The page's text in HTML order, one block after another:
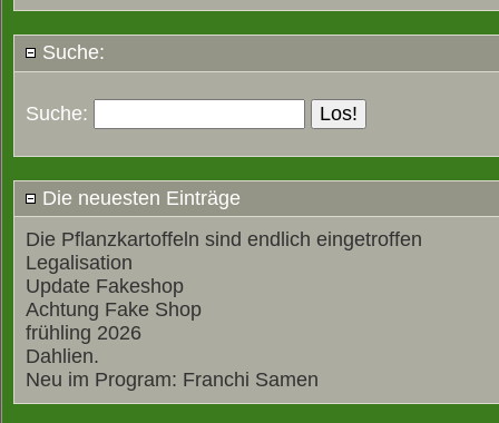
Suche:
Suche:
Die neuesten Einträge
Die Pflanzkartoffeln sind endlich eingetroffen
Legalisation
Update Fakeshop
Achtung Fake Shop
frühling 2026
Dahlien.
Neu im Program: Franchi Samen